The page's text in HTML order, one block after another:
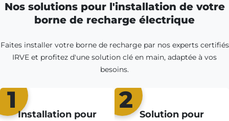
Nos solutions pour l'installation de votre
borne de recharge électrique
Faites installer votre borne de recharge par nos experts certifiés
IRVE et profitez d'une solution clé en main, adaptée à vos
besoins.
1
Installation pour
2
Solution pour